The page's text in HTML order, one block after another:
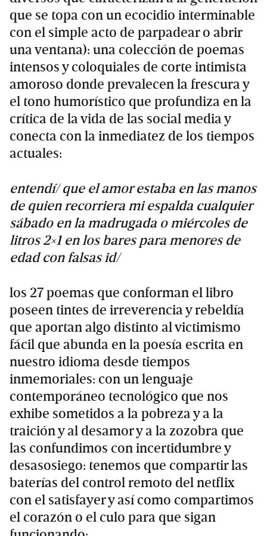
que se topa con un ecocidio interminable
con el simple acto de parpadear o abrir
una ventana): una colección de poemas
intensos y coloquiales de corte intimista
amoroso donde prevalecen la frescura y
el tono humorístico que profundiza en la
crítica de la vida de las social media y
conecta con la inmediatez de los tiempos
actuales:
entendí/ que el amor estaba en las manos
de quien recorriera mi espalda cualquier
sábado en la madrugada o miércoles de
litros 2×1 en los bares para menores de
edad con falsas id/
los 27 poemas que conforman el libro
poseen tintes de irreverencia y rebeldía
que aportan algo distinto al victimismo
fácil que abunda en la poesía escrita en
nuestro idioma desde tiempos
inmemoriales: con un lenguaje
contemporáneo tecnológico que nos
exhibe sometidos a la pobreza y a la
traición y al desamor y a la zozobra que
las confundimos con incertidumbre y
desasosiego: tenemos que compartir las
baterías del control remoto del netflix
con el satisfayer y así como compartimos
el corazón o el culo para que sigan